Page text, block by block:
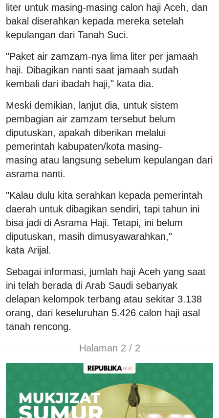
liter untuk masing-masing calon haji Aceh, dan
bakal diserahkan kepada mereka setelah
kepulangan dari Tanah Suci.
"Paket air zamzam-nya lima liter per jamaah
haji. Dibagikan nanti saat jamaah sudah
kembali dari ibadah haji," kata dia.
Meski demikian, lanjut dia, untuk sistem
pembagian air zamzam tersebut belum
diputuskan, apakah diberikan melalui
pemerintah kabupaten/kota masing-
masing atau langsung sebelum kepulangan dari
asrama nanti.
"Kalau dulu kita serahkan kepada pemerintah
daerah untuk dibagikan sendiri, tapi tahun ini
bisa jadi di Asrama Haji. Tetapi, ini belum
diputuskan, masih dimusyawarahkan,"
kata Arijal.
Sebagai informasi, jumlah haji Aceh yang saat
ini telah berada di Arab Saudi sebanyak
delapan kelompok terbang atau sekitar 3.138
orang, dari keseluruhan 5.426 calon haji asal
tanah rencong.
Halaman 2 / 2